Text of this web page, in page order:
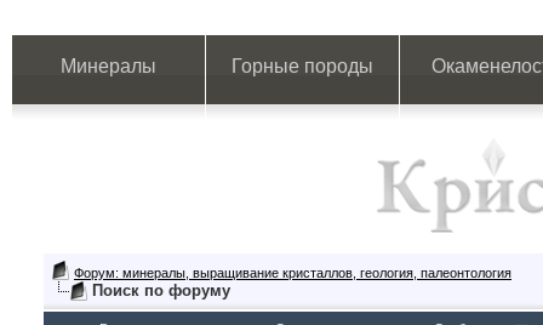
Минералы Горные породы
Форум: минералы, выращивание кристаллов, геология, палеонтология
Поиск по форуму